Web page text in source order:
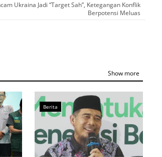
Ukraina Jadi “Target Sah”, Ketegangan Konflik
Berpotensi Meluas
Show more
Berita